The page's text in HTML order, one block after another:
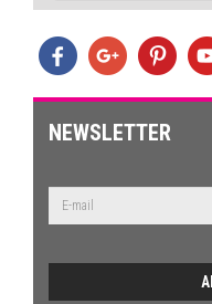
NEWSLETTER